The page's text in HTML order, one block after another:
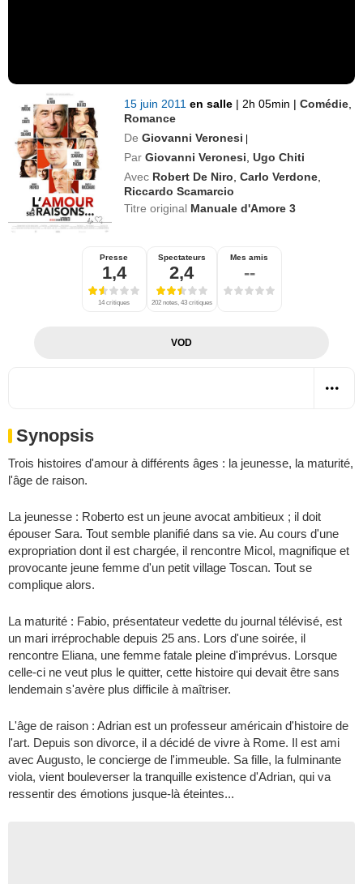
15 juin 2011en salle | 2h 05min | Comédie
Romance
De Giovanni Veronesi |
Par Giovanni Veronesi ,Ugo Chiti
Avec Robert De Niro ,Carlo Verdone
Riccardo Scamarcio
Titre original Manuale d'Amore 3
Presse
1,4
14 critiques
Spectateurs
2,4
202 notes, 43 critiques
Mes amis
--
VOD
Synopsis
Trois histoires d'amour à différents âges : la jeunesse, la maturité,
l'âge de raison.
La jeunesse : Roberto est un jeune avocat ambitieux ; il doit
épouser Sara. Tout semble planifié dans sa vie. Au cours d'une
expropriation dont il est chargée, il rencontre Micol, magnifique et
provocante jeune femme d'un petit village Toscan. Tout se
complique alors.
La maturité : Fabio, présentateur vedette du journal télévisé, est
un mari irréprochable depuis 25 ans. Lors d'une soirée, il
rencontre Eliana, une femme fatale pleine d'imprévus. Lorsque
celle-ci ne veut plus le quitter, cette histoire qui devait être sans
lendemain s'avère plus difficile à maîtriser.
L'âge de raison : Adrian est un professeur américain d'histoire de
l'art. Depuis son divorce, il a décidé de vivre à Rome. Il est ami
avec Augusto, le concierge de l'immeuble. Sa fille, la fulminante
viola, vient bouleverser la tranquille existence d'Adrian, qui va
ressentir des émotions jusque-là éteintes...